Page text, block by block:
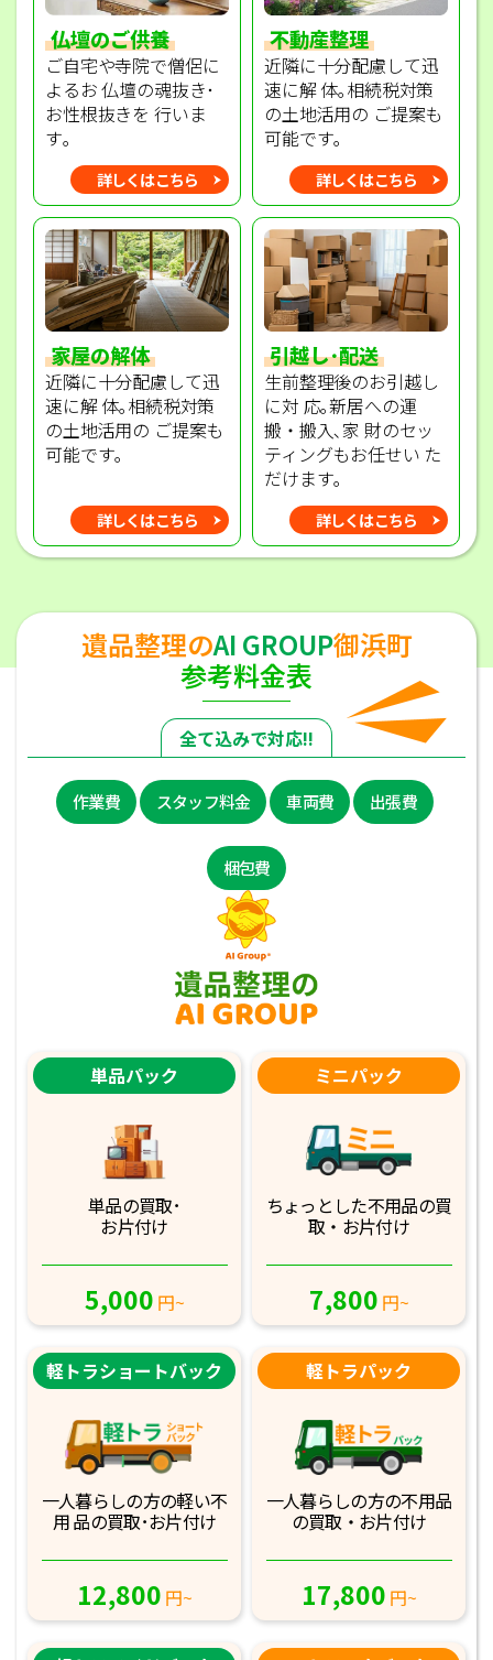
仏壇のご供養
ご自宅や寺院で僧侶に
よるお 仏壇の魂抜き･
お性根抜きを 行いま
す｡
詳しくはこちら
不動産整理
近隣に十分配慮して迅
速に解 体｡相続税対策
の土地活用の ご提案も
可能です｡
詳しくはこちら
家屋の解体
近隣に十分配慮して迅
速に解 体｡相続税対策
の土地活用の ご提案も
可能です｡
詳しくはこちら
引越し･配送
生前整理後のお引越し
に対 応｡新居への運
搬・搬入､家 財のセッ
ティングもお任せい た
だけます｡
詳しくはこちら
遺品整理のAI GROUP御浜町
参考料金表
全て込みで対応!!
作業費 スタッフ料金 車両費 出張費
梱包費
単品パック
単品の買取･
お片付け
5,000 円~
ミニパック
ちょっとした不用品の買
取・お片付け
7,800 円~
軽トラショートバック
一人暮らしの方の軽い不
用 品の買取･お片付け
12,800 円~
軽トラパック
一人暮らしの方の不用品
の買取・お片付け
17,800 円~